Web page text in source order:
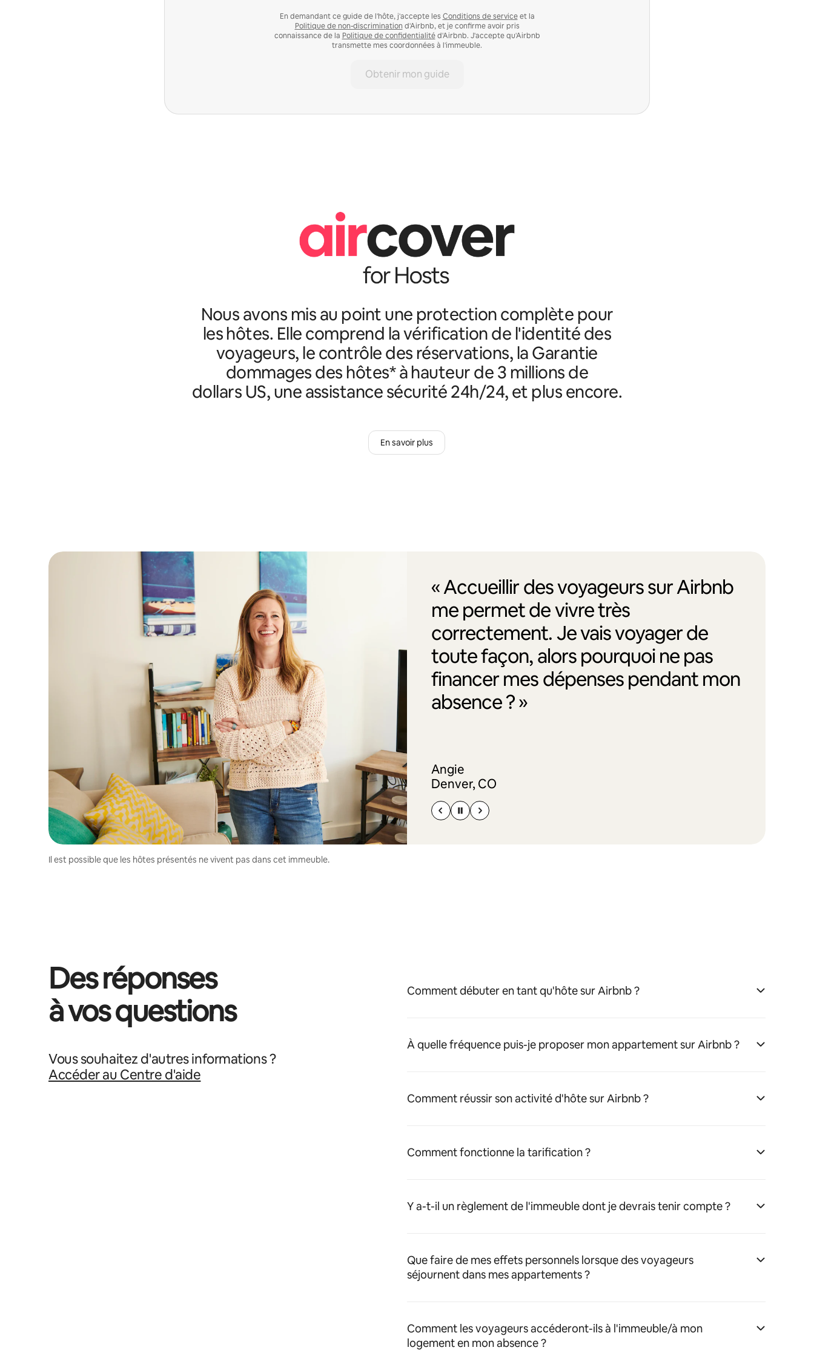
En demandant ce guide de l'hôte, j'accepte les Conditions de serviceet la
Politique de non-discrimination d'Airbnb, et je confirme avoir pris
connaissance de la Politique de confidentialitéd'Airbnb. J'accepte qu'Airbnb
transmette mes coordonnées à l'immeuble.
Obtenir mon guide
Nous avons mis au point une protection complète pour
les hôtes. Elle comprend la vérification de l'identité des
voyageurs, le contrôle des réservations, la Garantie
dommages des hôtes* à hauteur de 3 millions de
dollars US, une assistance sécurité 24h/24, et plus encore.
En savoir plus
« Accueillir des voyageurs sur Airbnb
me permet de vivre très
correctement. Je vais voyager de
toute façon, alors pourquoi ne pas
financer mes dépenses pendant mon
absence ? »
Angie
Denver, CO
Il est possible que les hôtes présentés ne vivent pas dans cet immeuble.
Des réponses
à vos questions
Vous souhaitez d'autres informations ?
Accéder au Centre d'aide
Comment débuter en tant qu'hôte sur Airbnb ?
À quelle fréquence puis-je proposer mon appartement sur Airbnb ?
Comment réussir son activité d'hôte sur Airbnb ?
Comment fonctionne la tarification ?
Y a-t-il un règlement de l'immeuble dont je devrais tenir compte ?
Que faire de mes effets personnels lorsque des voyageurs
séjournent dans mes appartements ?
Comment les voyageurs accéderont-ils à l'immeuble/à mon
logement en mon absence ?